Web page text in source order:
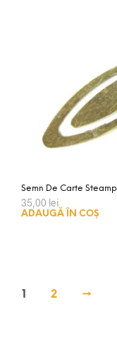
Semn De Carte
35,00 lei
ADAUGĂ ÎN COȘ
1 2 →